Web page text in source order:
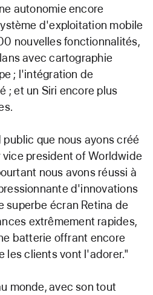
autonomie encore
d'exploitation mobile
nouvelles fonctionnalités,
avec cartographie
; l'intégration de
; et un Siri encore plus
que nous ayons créé
vice president of Worldwide
nous avons réussi à
d'innovations
superbe écran Retina de
extrêmement rapides,
batterie offrant encore
les clients vont l'adorer."
monde, avec son tout